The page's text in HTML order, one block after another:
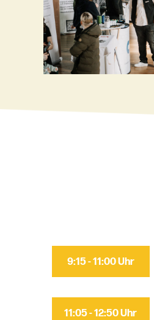
9:15 - 11:00 Uhr
11:05 - 12:50 Uhr